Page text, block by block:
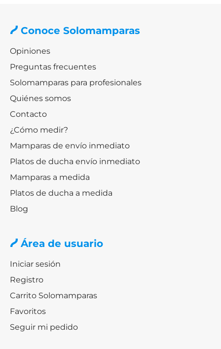
Conoce Solomamparas
Opiniones
Preguntas frecuentes
Solomamparas para profesionales
Quiénes somos
Contacto
¿Cómo medir?
Mamparas de envío inmediato
Platos de ducha envío inmediato
Mamparas a medida
Platos de ducha a medida
Blog
Área de usuario
Iniciar sesión
Registro
Carrito Solomamparas
Favoritos
Seguir mi pedido